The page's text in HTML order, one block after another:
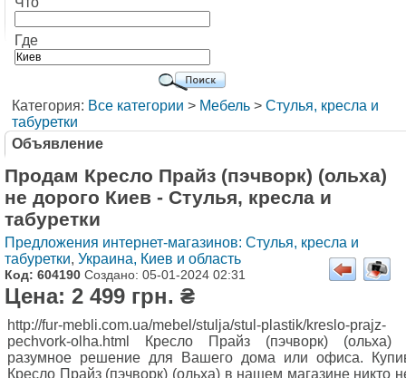
Где
Категория: Все категории > Мебель > Стулья, кресла и
табуретки
Объявление
Продам Кресло Прайз (пэчворк) (ольха)
не дорого Киев - Стулья, кресла и
табуретки
Предложения интернет-магазинов: Стулья, кресла и
табуретки, Украина, Киев и область
Код: 604190 Создано: 05-01-2024 02:31
Цена: 2 499 грн. ₴
http://fur-mebli.com.ua/mebel/stulja/stul-plastik/kreslo-prajz-
pechvork-olha.html Кресло Прайз (пэчворк) (ольха)
разумное решение для Вашего дома или офиса.
Кресло Прайз (пэчворк) (ольха) в нашем магазине никто